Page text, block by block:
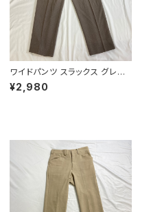
ワイドパンツ スラックス グレン
チェック
¥2,980